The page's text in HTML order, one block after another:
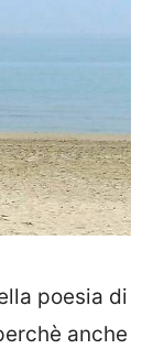
poesia di
anche